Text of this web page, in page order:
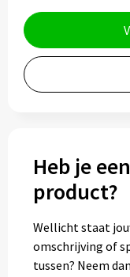
Glazen
Lunchboxen
Paraplu's
Stormparaplu's
Heb je
product?
Wellicht staat
omschrijving of
tussen? Neem